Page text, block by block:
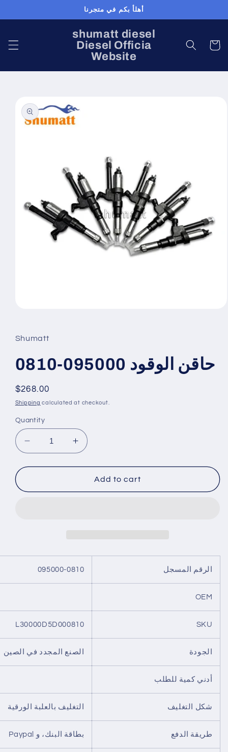
أهلأ بكم في متجرنا
shumatt diesel
Diesel Officia
Website
Cart
product
information
in
modal
Shumatt
حاقن الوقود 095000-0810
Regular
price
$268.00
Shipping calculated at checkout.
Quantity
Decrease
quantity
for
الوقود
Increase
quantity
for
حاقن
الوقود
Add to cart
095000-0810 الرقم المسجل
OEM
L30000D5D000810 SKU
الصنع المجدد في الصين الجودة
أدني كمية للطلب
التغليف بالعلبة الورقية شكل التغليف
Paypal بطاقة البنك، و طريقة الدفع